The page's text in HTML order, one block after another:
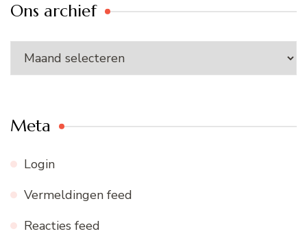
Ons archief
Ons
archief
Meta
Login
Vermeldingen feed
Reacties feed